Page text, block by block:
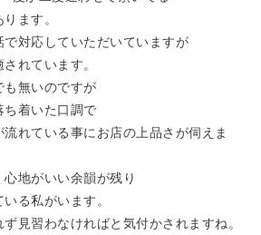
ます。
対応していただいていますが
れています。
無いのですが
着いた口調で
れている事にお店の上品さが伺えま
地がいい余韻が残り
る私がいます。
見習わなければと気付かされますね。